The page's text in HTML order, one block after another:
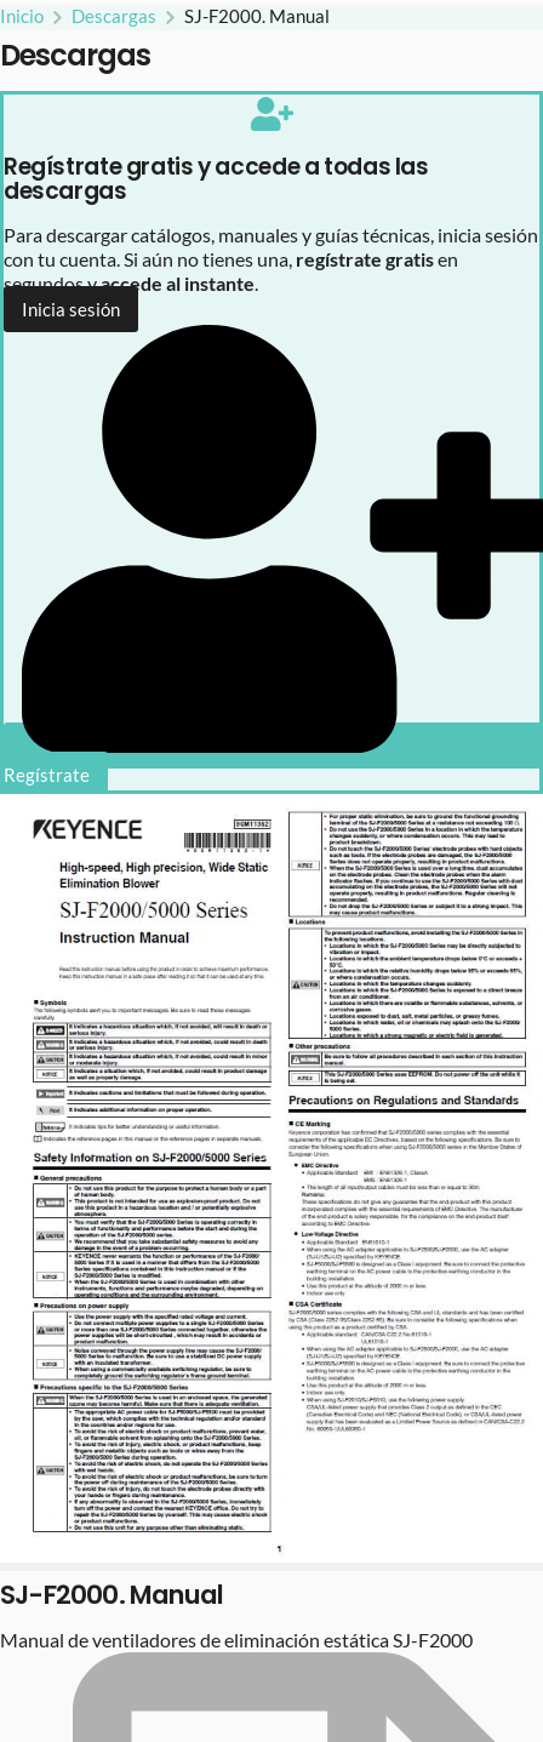
Inicio Descargas SJ-F2000. Manual
Descargas
Regístrate gratis y accede a todas las
descargas
Para descargar catálogos, manuales y guías técnicas, inicia sesión
con tu cuenta. Si aún no tienes una, regístrate gratisen
segundos yaccede al instante.
Inicia sesión
Regístrate
SJ-F2000. Manual
Manual de ventiladores de eliminación estática SJ-F2000